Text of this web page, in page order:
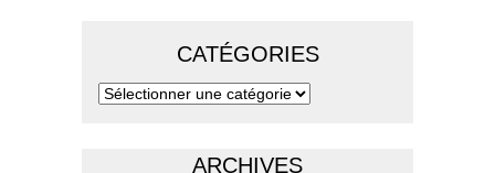
CATÉGORIES
ARCHIVES